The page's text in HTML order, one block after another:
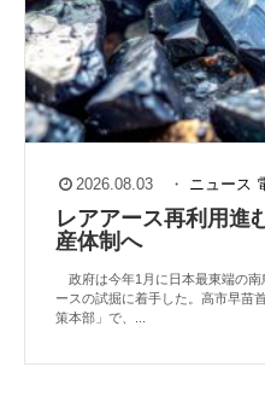
2026.08.03 ・ ニュース
レアアース再利用
産体制へ
政府は今年1月に日本最東端の南
ースの試掘に着手した。高市早苗
策本部」で、...